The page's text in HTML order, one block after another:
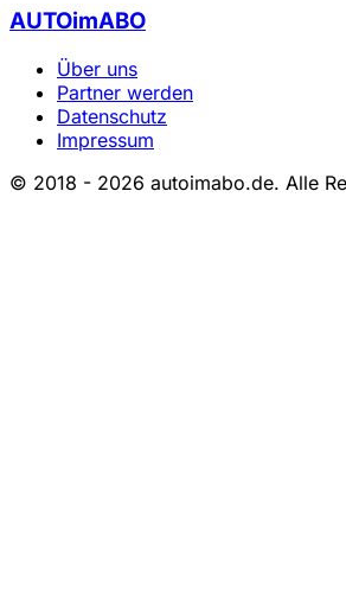
AUTOimABO
Über uns
Partner werden
Datenschutz
Impressum
© 2018 - 2026 autoimabo.de. Alle